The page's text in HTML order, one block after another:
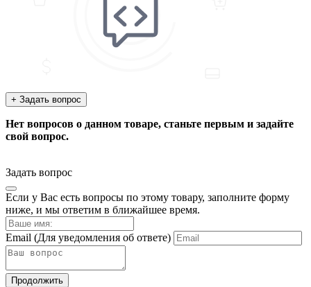
+ Задать вопрос
Нет вопросов о данном товаре, станьте первым и задайте
свой вопрос.
Задать вопрос
Если у Вас есть вопросы по этому товару, заполните форму
ниже, и мы ответим в ближайшее время.
Email (Для уведомления об ответе)
Продолжить